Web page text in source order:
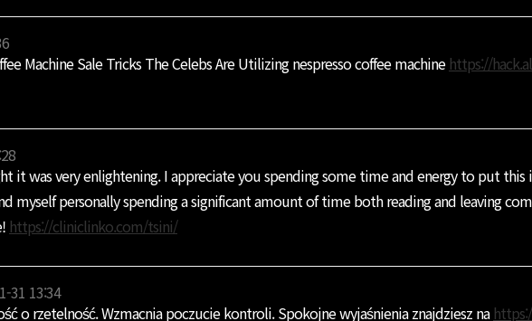
Machine Sale Tricks The Celebs Are Utilizing nespresso coffee machine https://
it was very enlightening. I appreciate you spending some time and energy to put
myself personally spending a significant amount of time both reading and leaving
https://cliniclinko.com/tsini/
31 13:34
o rzetelność. Wzmacnia poczucie kontroli. Spokojne wyjaśnienia znajdziesz na